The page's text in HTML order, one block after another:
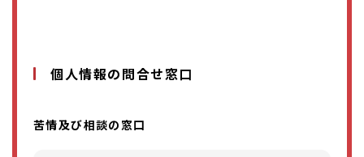
個人情報の問合せ窓口
苦情及び相談の窓口